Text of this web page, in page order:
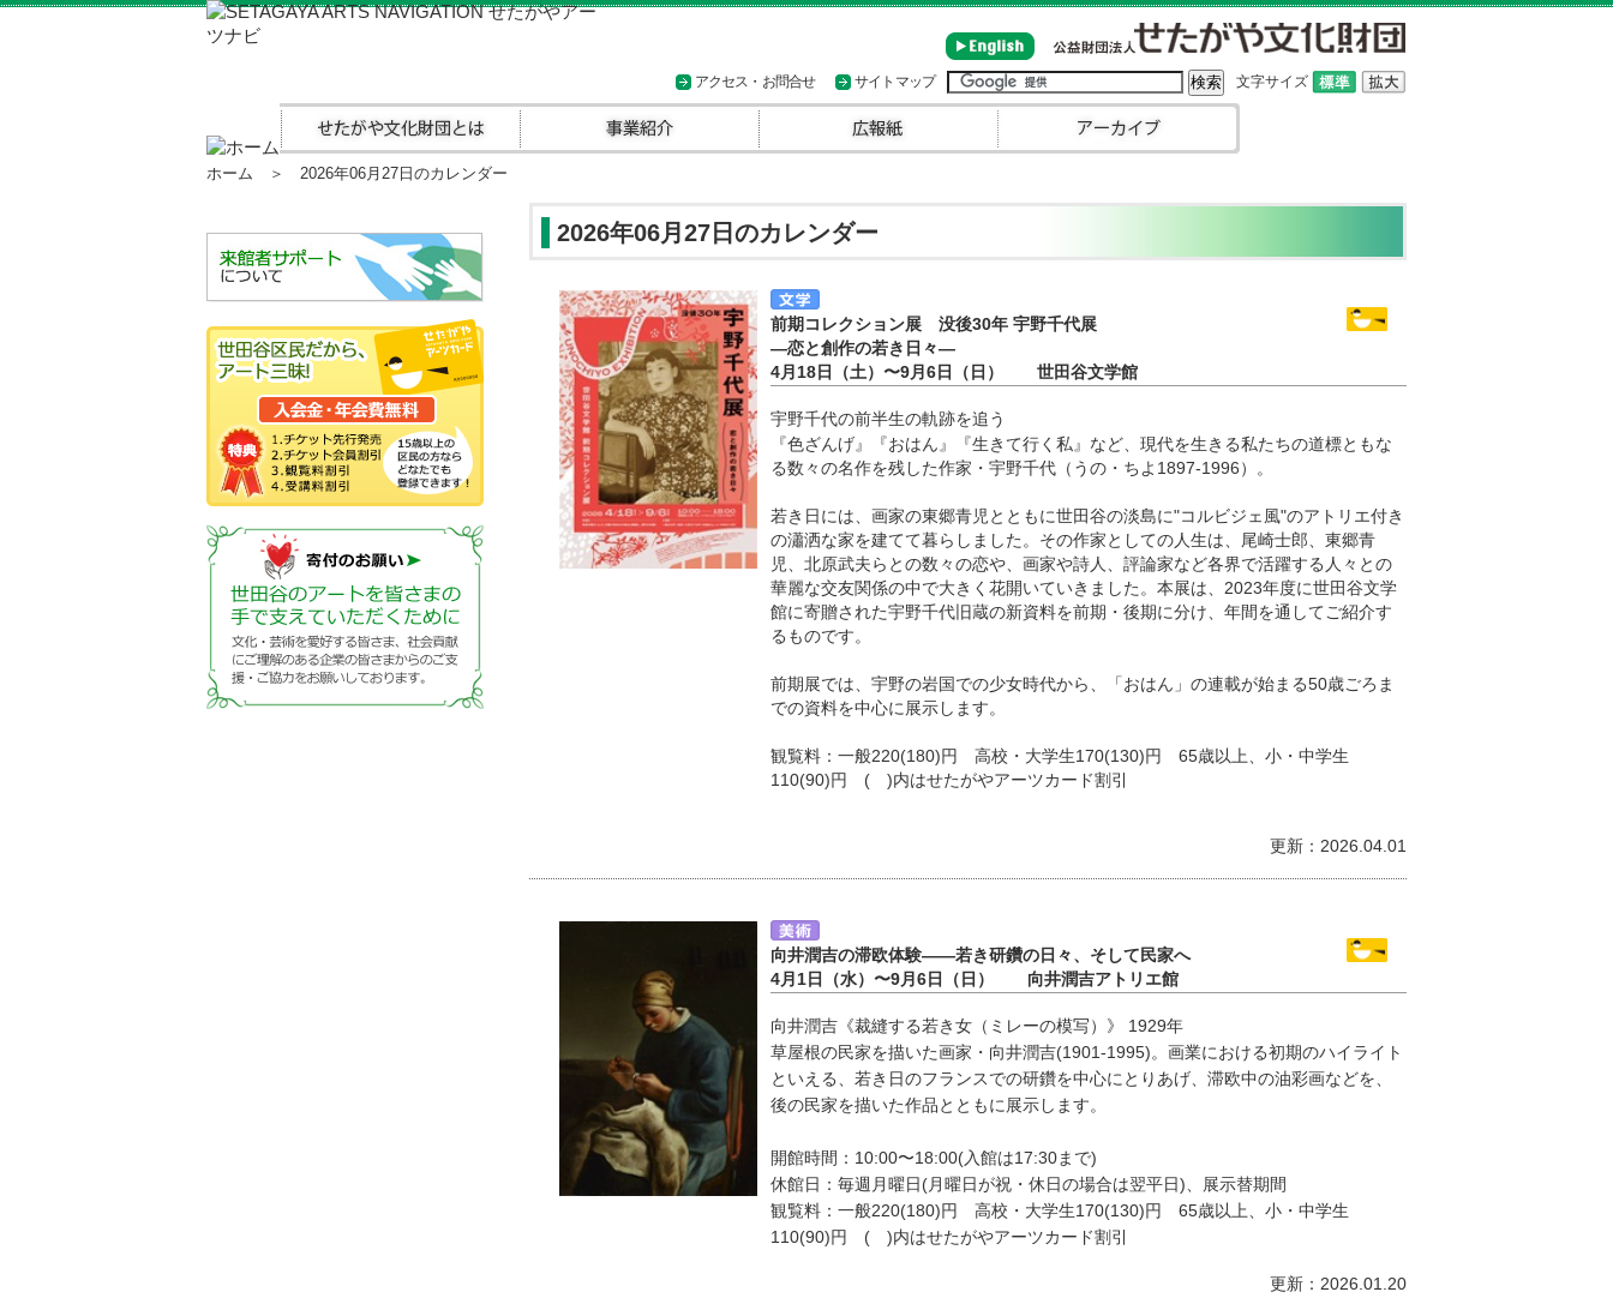
文字サイズ
アクセス・お問合せ サイトマップ
ホーム ＞ 2026年06月27日のカレンダー
2026年06月27日のカレンダー
前期コレクション展 没後30年 宇野千代展
―恋と創作の若き日々―
4月18日（土）〜9月6日（日） 世田谷文学館
宇野千代の前半生の軌跡を追う
『色ざんげ』『おはん』『生きて行く私』など、現代を生きる私たちの道標ともな
る数々の名作を残した作家・宇野千代（うの・ちよ1897-1996）。
若き日には、画家の東郷青児とともに世田谷の淡島に"コルビジェ風"のアトリエ付き
の瀟洒な家を建てて暮らしました。その作家としての人生は、尾崎士郎、東郷青
児、北原武夫らとの数々の恋や、画家や詩人、評論家など各界で活躍する人々との
華麗な交友関係の中で大きく花開いていきました。本展は、2023年度に世田谷文学
館に寄贈された宇野千代旧蔵の新資料を前期・後期に分け、年間を通してご紹介す
るものです。
前期展では、宇野の岩国での少女時代から、「おはん」の連載が始まる50歳ごろま
での資料を中心に展示します。
観覧料：一般220(180)円 高校・大学生170(130)円 65歳以上、小・中学生
110(90)円 ( )内はせたがやアーツカード割引
更新：2026.04.01
向井潤吉の滞欧体験――若き研鑽の日々、そして民家へ
4月1日（水）〜9月6日（日） 向井潤吉アトリエ館
向井潤吉《裁縫する若き女（ミレーの模写）》 1929年
草屋根の民家を描いた画家・向井潤吉(1901-1995)。画業における初期のハイライト
といえる、若き日のフランスでの研鑽を中心にとりあげ、滞欧中の油彩画などを、
後の民家を描いた作品とともに展示します。
開館時間：10:00〜18:00(入館は17:30まで)
休館日：毎週月曜日(月曜日が祝・休日の場合は翌平日)、展示替期間
観覧料：一般220(180)円 高校・大学生170(130)円 65歳以上、小・中学生
110(90)円 ( )内はせたがやアーツカード割引
更新：2026.01.20